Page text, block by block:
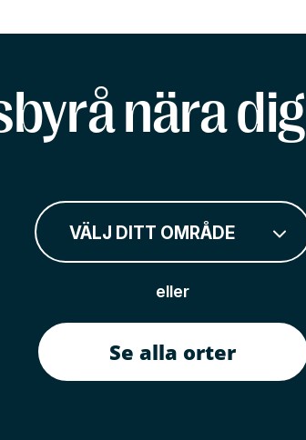
nära dig
VÄLJ DITT OMRÅDE
eller
Se alla orter